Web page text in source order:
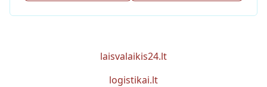
laisvalaikis24.lt
logistikai.lt